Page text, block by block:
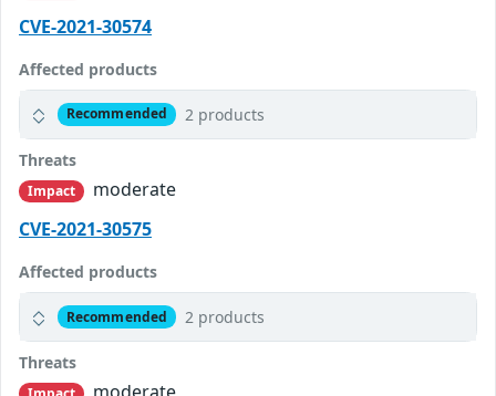
CVE-2021-30574
Affected products
Recommended 2 products
Threats
Impact
moderate
CVE-2021-30575
Affected products
Recommended 2 products
Threats